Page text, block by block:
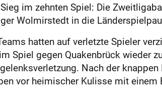
im zehnten Spiel: Die
Wolmirstedt in die
hatten auf verletzte Spieler
Spiel gegen Quakenbrück wieder
Nach der
vor heimischer Kulisse mit